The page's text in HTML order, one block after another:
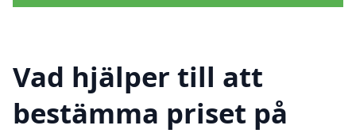
Vad hjälper till att
bestämma priset på